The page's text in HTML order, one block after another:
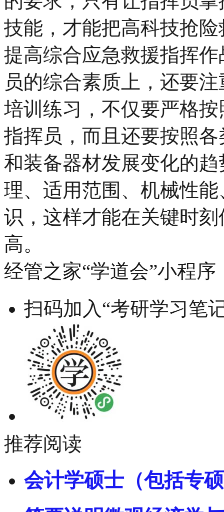
技能，才能把高科技抢
提高综合应急救援指挥
员的综合素质上，还要
培训练习，不仅要严格
指挥员，而且还要按照
和装备器材发展变化的
理、适用范围、机械性
识，这样才能在关键时
高。
经管之家“学道会”小程序
扫码加入“考研学习笔
推荐阅读
会计学硕士（包括专